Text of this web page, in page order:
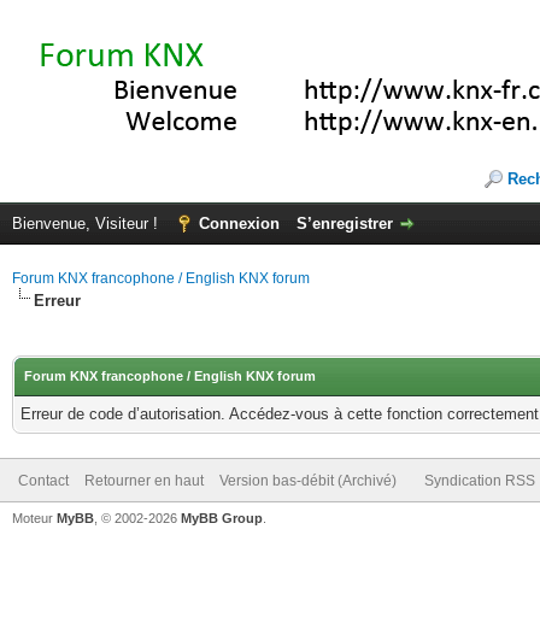
Bienvenue, Visiteur ! Connexion S’enregistrer
Forum KNX francophone / English KNX forum
Erreur
Forum KNX francophone / English KNX forum
Erreur de code d’autorisation. Accédez-vous à cette fonction
Contact Retourner en haut Version bas-débit (Archivé) Syndication RSS
Moteur MyBB , © 2002-2026 MyBB Group